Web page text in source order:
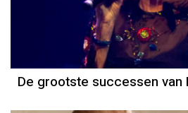
De grootste successen van